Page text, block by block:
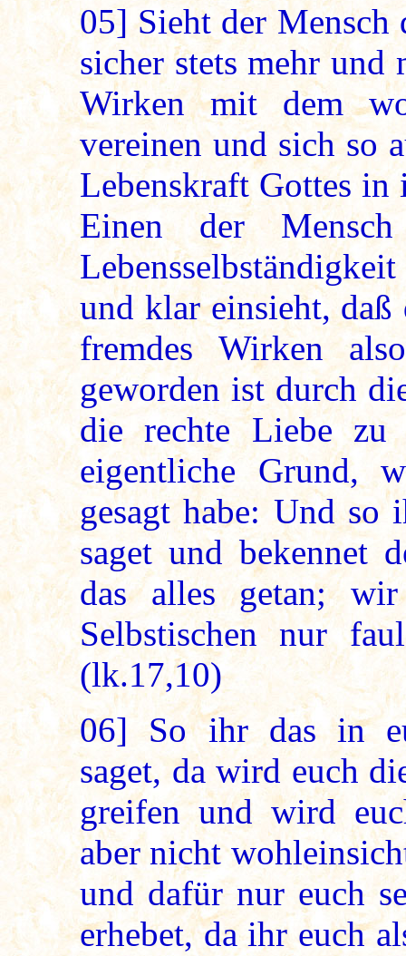
05] Sieht der Mensch
sicher stets mehr und
Wirken mit dem
vereinen und sich so
Lebenskraft Gottes in
Einen der
und klar einsieht,
fremdes Wirken
geworden ist durch
die rechte Liebe
eigentliche Grund,
gesagt habe: Und so
saget und bekennet
das alles getan;
Selbstischen nur
(lk.17,10)
06] So ihr das in
saget, da wird euch
greifen und wird
aber nicht
und dafür nur euch
erhebet, da ihr euch